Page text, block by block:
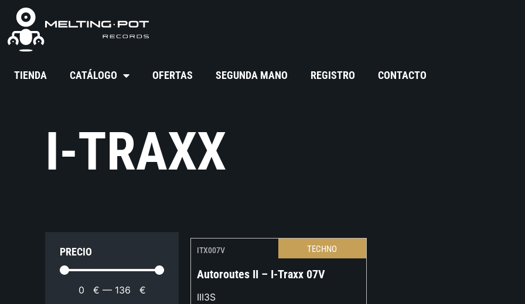
TIENDA CATÁLOGO OFERTAS SEGUNDA MANO REGISTRO CONTACTO
I-TRAXX
PRECIO
0 € — 136 €
ITX007V TECHNO
Autoroutes II – I-Traxx 07V
III3S